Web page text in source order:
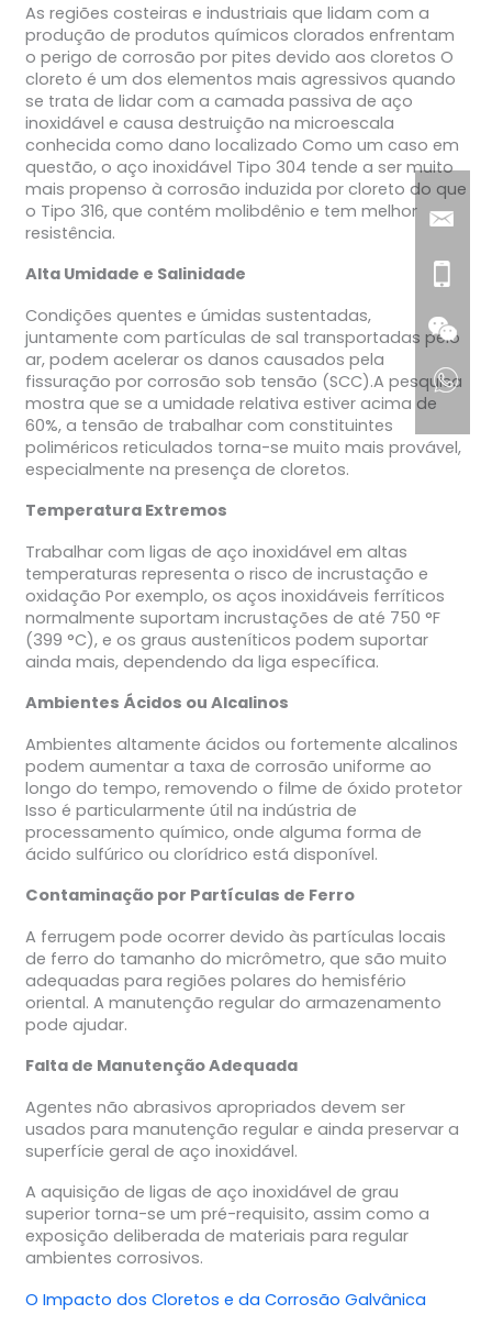
As regiões costeiras e industriais que lidam com a
produção de produtos químicos clorados enfrentam
o perigo de corrosão por pites devido aos cloretos O
cloreto é um dos elementos mais agressivos quando
se trata de lidar com a camada passiva de aço
inoxidável e causa destruição na microescala
conhecida como dano localizado Como um caso em
questão, o aço inoxidável Tipo 304 tende a ser muito
mais propenso à corrosão induzida por cloreto do que
o Tipo 316, que contém molibdênio e tem melhor
resistência.
Alta Umidade e Salinidade
Condições quentes e úmidas sustentadas,
juntamente com partículas de sal transportadas pelo
ar, podem acelerar os danos causados pela
fissuração por corrosão sob tensão (SCC).A pesquisa
mostra que se a umidade relativa estiver acima de
60%, a tensão de trabalhar com constituintes
poliméricos reticulados torna-se muito mais provável,
especialmente na presença de cloretos.
Temperatura Extremos
Trabalhar com ligas de aço inoxidável em altas
temperaturas representa o risco de incrustação e
oxidação Por exemplo, os aços inoxidáveis ferríticos
normalmente suportam incrustações de até 750 °F
(399 °C), e os graus austeníticos podem suportar
ainda mais, dependendo da liga específica.
Ambientes Ácidos ou Alcalinos
Ambientes altamente ácidos ou fortemente alcalinos
podem aumentar a taxa de corrosão uniforme ao
longo do tempo, removendo o filme de óxido protetor
Isso é particularmente útil na indústria de
processamento químico, onde alguma forma de
ácido sulfúrico ou clorídrico está disponível.
Contaminação por Partículas de Ferro
A ferrugem pode ocorrer devido às partículas locais
de ferro do tamanho do micrômetro, que são muito
adequadas para regiões polares do hemisfério
oriental. A manutenção regular do armazenamento
pode ajudar.
Falta de Manutenção Adequada
Agentes não abrasivos apropriados devem ser
usados para manutenção regular e ainda preservar a
superfície geral de aço inoxidável.
A aquisição de ligas de aço inoxidável de grau
superior torna-se um pré-requisito, assim como a
exposição deliberada de materiais para regular
ambientes corrosivos.
O Impacto dos Cloretos e da Corrosão Galvânica